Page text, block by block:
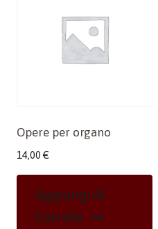
Opere per organo
14,00 €
Aggiungi Al
Carrello